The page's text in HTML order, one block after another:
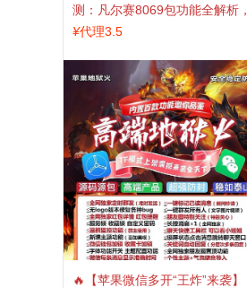
测：凡尔赛8069包功能全解析，
TestFlight稳定版上架，激活认准
¥代理3.5
🔥【苹果微信多开“王炸”来袭】